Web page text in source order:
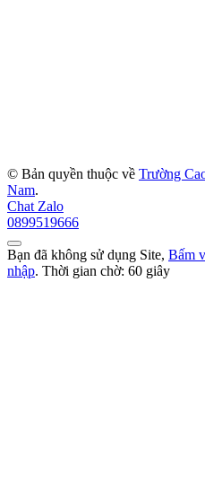
© Bản quyền thuộc về Trường
Nam.
Chat Zalo
0899519666
Bạn đã không sử dụng Site, Bấm
nhập. Thời gian chờ: 60 giây